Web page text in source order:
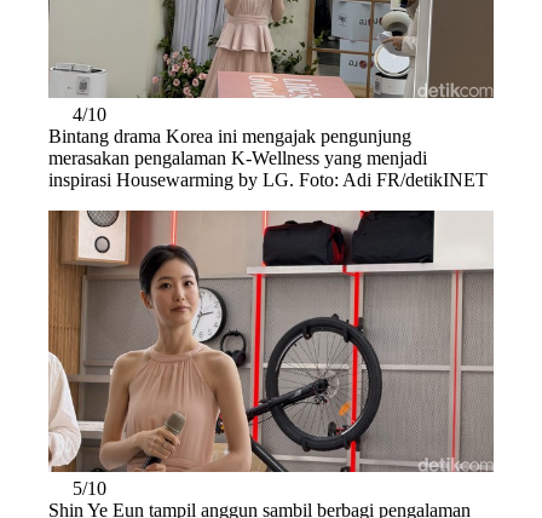
4/10
Bintang drama Korea ini mengajak pengunjung
merasakan pengalaman K-Wellness yang menjadi
inspirasi Housewarming by LG. Foto: Adi FR/detikINET
5/10
Shin Ye Eun tampil anggun sambil berbagi pengalaman